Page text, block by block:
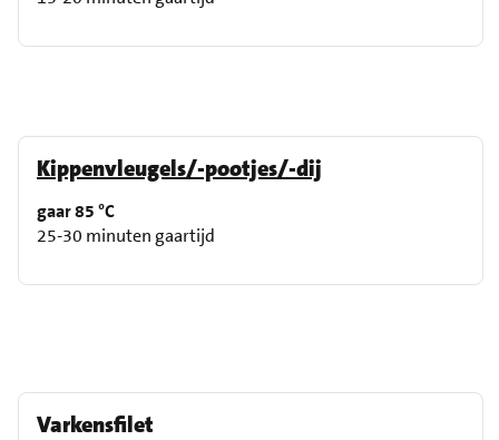
Kippenvleugels/-pootjes/-dij
gaar 85 °C
25-30 minuten gaartijd
Varkensfilet